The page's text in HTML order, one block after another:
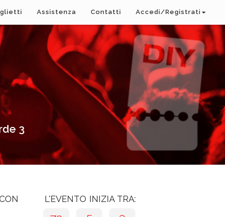
Assistenza Contatti Accedi/Registrati
3
L'EVENTO INIZIA TRA: